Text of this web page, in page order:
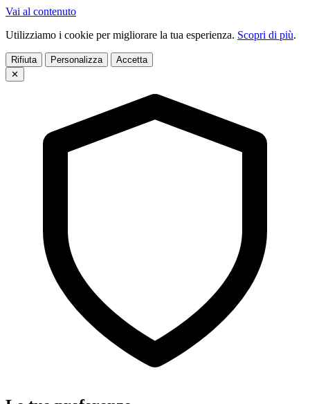
Vai al contenuto
Utilizziamo i cookie per migliorare la tua esperienza. Scopri di più.
Rifiuta Personalizza
Accetta
✕